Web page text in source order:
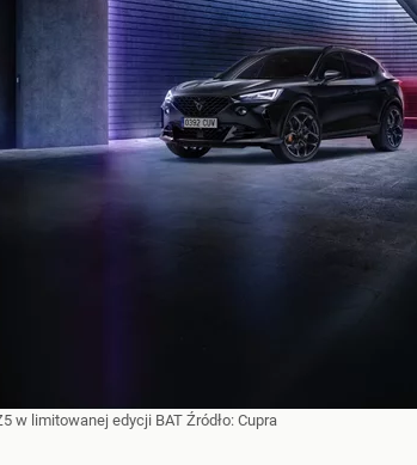
w limitowanej edycji BATŹródło: Cupra